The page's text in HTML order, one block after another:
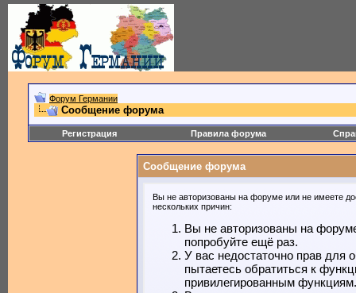
Форум Германии
Сообщение форума
Регистрация Правила форума
Сообщение форума
Вы не авторизованы на форуме или не имеете
нескольких причин:
Вы не авторизованы на
попробуйте ещё раз.
У вас недостаточно прав для
пытаетесь обратиться к
привилегированным функциям.